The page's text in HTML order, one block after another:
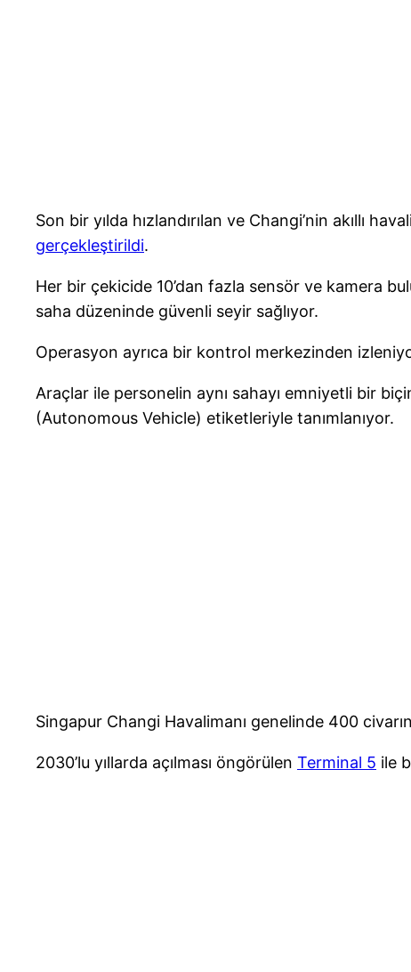
Son bir yılda hızlandırılan ve Changi’nin akıllı
gerçekleştirildi.
Her bir çekicide 10’dan fazla sensör ve kamera
saha düzeninde güvenli seyir sağlıyor.
Operasyon ayrıca bir kontrol merkezinden
Araçlar ile personelin aynı sahayı emniyetli bir
(Autonomous Vehicle) etiketleriyle tanımlanıyor.
Singapur Changi Havalimanı genelinde 400
2030’lu yıllarda açılması öngörülen Terminal 5 ile